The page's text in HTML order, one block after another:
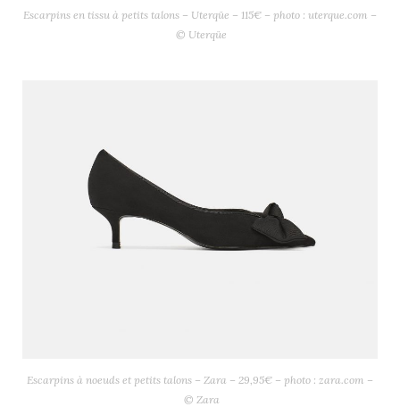
Escarpins en tissu à petits talons – Uterqüe – 115€ – photo : uterque.com –
© Uterqüe
Escarpins à noeuds et petits talons – Zara – 29,95€ – photo : zara.com –
© Zara